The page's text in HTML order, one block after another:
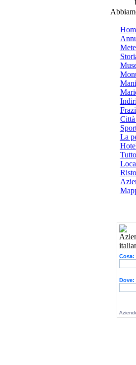
Città
La
Cosa:
Dove: